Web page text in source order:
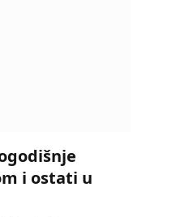
i ostati u